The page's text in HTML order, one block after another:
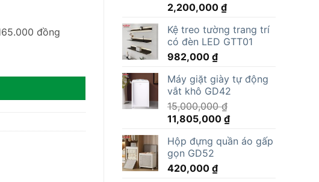
2,200,000 ₫
Kệ treo tường trang trí
có đèn LED GTT01
982,000 ₫
Máy giặt giày tự động
vắt khô GD42
15,000,000₫
Giá
là:
15,000,000 ₫.
11,805,000 ₫Giá
tại
Hộp đựng quần áo gấp
gọn GD52
420,000 ₫
đồng